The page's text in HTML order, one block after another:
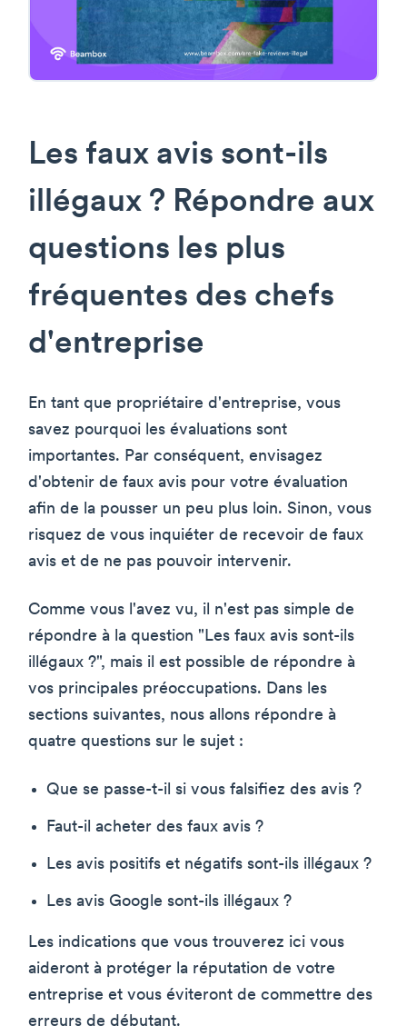
Les faux avis sont-ils
illégaux ? Répondre aux
questions les plus
fréquentes des chefs
d'entreprise
En tant que propriétaire d'entreprise, vous
savez pourquoi les évaluations sont
importantes. Par conséquent, envisagez
d'obtenir de faux avis pour votre évaluation
afin de la pousser un peu plus loin. Sinon, vous
risquez de vous inquiéter de recevoir de faux
avis et de ne pas pouvoir intervenir.
Comme vous l'avez vu, il n'est pas simple de
répondre à la question "Les faux avis sont-ils
illégaux ?", mais il est possible de répondre à
vos principales préoccupations. Dans les
sections suivantes, nous allons répondre à
quatre questions sur le sujet :
Que se passe-t-il si vous falsifiez des avis ?
Faut-il acheter des faux avis ?
Les avis positifs et négatifs sont-ils illégaux ?
Les avis Google sont-ils illégaux ?
Les indications que vous trouverez ici vous
aideront à protéger la réputation de votre
entreprise et vous éviteront de commettre des
erreurs de débutant.